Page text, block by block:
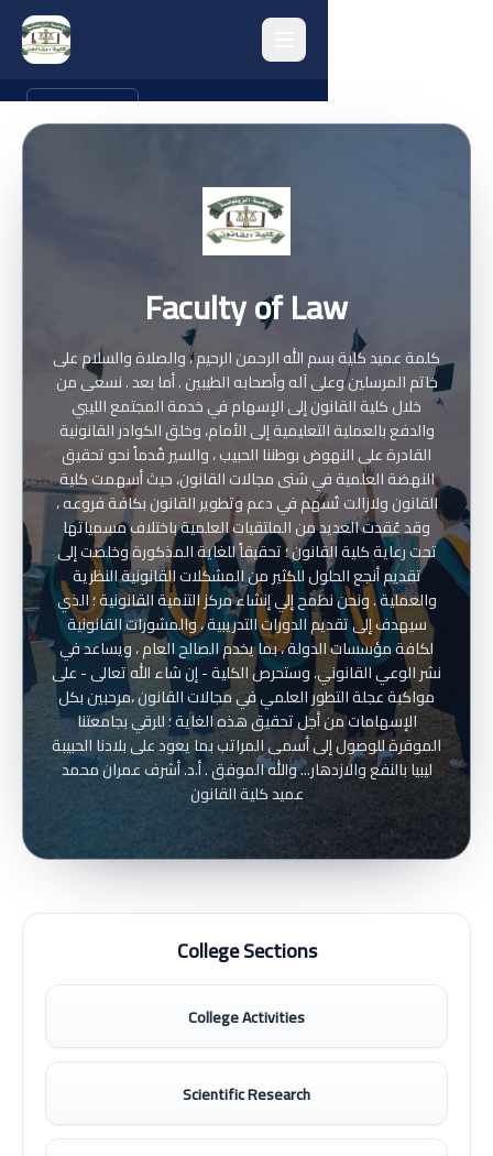
العربية
Quality and Performance Evaluation
Alumni
College Facilities
College Archive
Faculty of Law
كلمة عميد كلية بسم الله الرحمن الرحيم ، والصلاة والسلام على
خاتم المرسلين وعلى آله وأصحابه الطيبين . أما بعد . نسعى من
خلال كلية القانون إلى الإسهام في خدمة المجتمع الليبي
والدفع بالعملية التعليمية إلى الأمام، وخلق الكوادر القانونية
القادرة على النهوض بوطننا الحبيب ، والسير قُدماً نحو تحقيق
النهضة العلمية في شتى مجالات القانون، حيث أسهمت كلية
القانون ولازالت تُسهم في دعم وتطوير القانون بكافة فروعه ،
وقد عُقدت العديد من الملتقيات العلمية باختلاف مسمياتها
تحت رعاية كلية القانون ؛ تحقيقاً للغاية المذكورة وخلصت إلى
تقديم أنجع الحلول للكثير من المشكلات القانونية النظرية
والعملية . ونحن نطمح إلي إنشاء مركز التنمية القانونية ؛ الذي
سيهدف إلى تقديم الدورات التدريبية ، والمشورات القانونية
لكافة مؤسسات الدولة ، بما يخدم الصالح العام ، ويساعد في
نشر الوعي القانوني. وستحرص الكلية - إن شاء الله تعالى - على
مواكبة عجلة التطور العلمي في مجالات القانون ،مرحبين بكل
الإسهامات من أجل تحقيق هذه الغاية ؛ للرقي بجامعتنا
الموقرة للوصول إلى أسمى المراتب بما يعود على بلادنا الحبيبة
ليبيا بالنفع والازدهار... والله الموفق . أ.د. أشرف عمران محمد
عميد كلية القانون
College Sections
College Activities
Scientific Research